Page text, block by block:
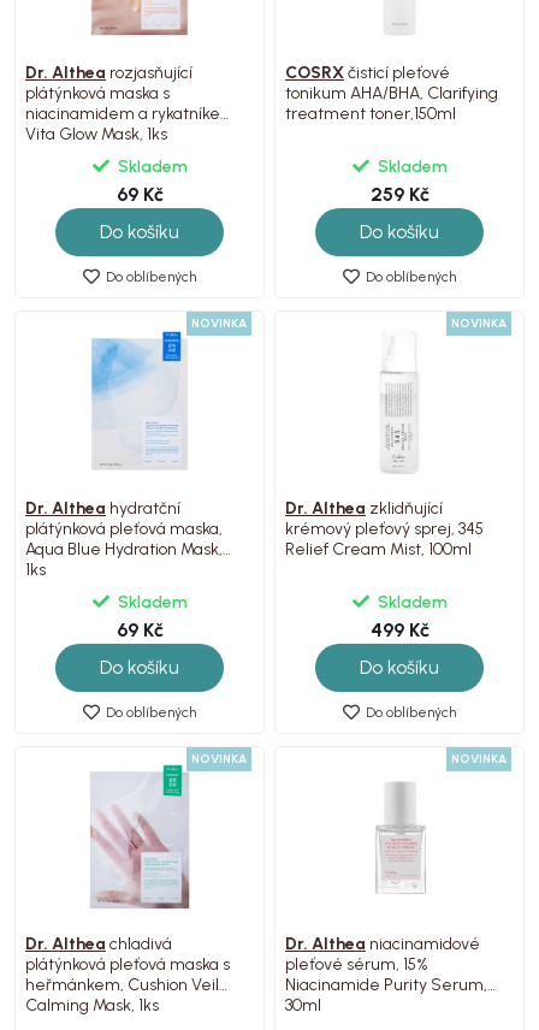
Dr. Althea rozjasňující
plátýnková maska s
niacinamidem a rykatníkem,
Vita Glow Mask, 1ks
Skladem
69 Kč
Do košíku
Do oblíbených
COSRXčisticí pleťové
tonikum AHA/BHA, Clarifying
treatment toner,150ml
Skladem
259 Kč
Do košíku
Do oblíbených
NOVINKA
Dr. Althea hydratční
plátýnková pleťová maska,
Aqua Blue Hydration Mask,
1ks
Skladem
69 Kč
Do košíku
Do oblíbených
NOVINKA
Dr. Althea zklidňující
krémový pleťový sprej, 345
Relief Cream Mist, 100ml
Skladem
499 Kč
Do košíku
Do oblíbených
NOVINKA
Dr. Althea chladivá
plátýnková pleťová maska s
heřmánkem, Cushion Veil
Calming Mask, 1ks
NOVINKA
Dr. Althea niacinamidové
pleťové sérum, 15%
Niacinamide Purity Serum,
30ml